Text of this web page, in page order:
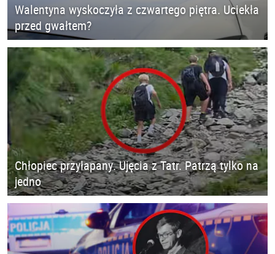
Walentyna wyskoczyła z czwartego piętra. Uciekła
przed gwałtem?
Chłopiec przyłapany. Ujęcia z Tatr. Patrzą tylko na
jedno